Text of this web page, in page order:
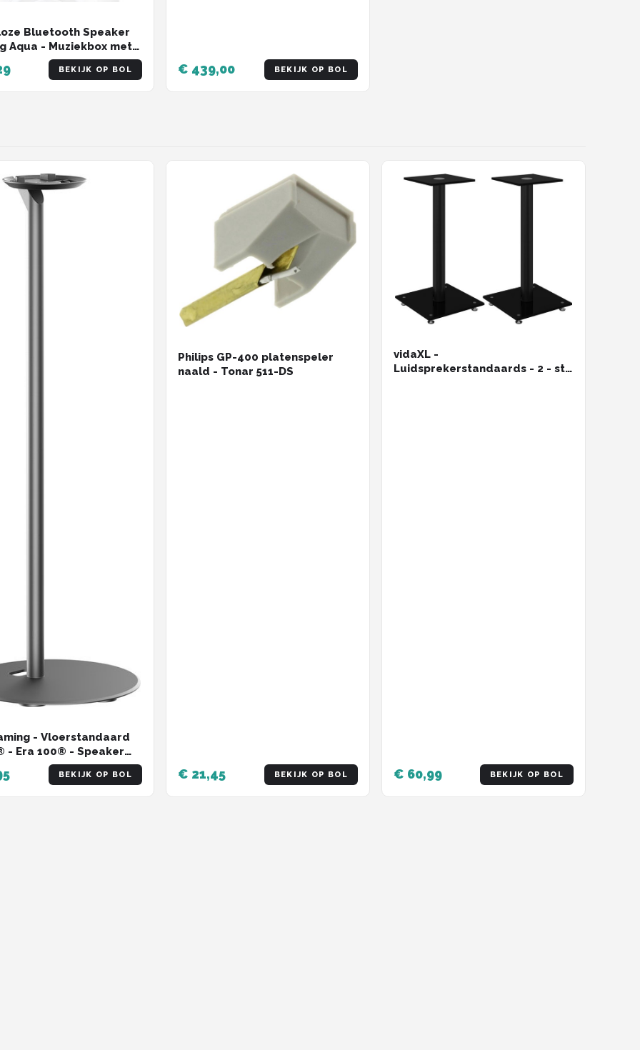
Bluetooth Speaker
Aqua - Muziekbox met
en
- Partybox met
- Compact en
BEKIJK OP BOL € 439,00 BEKIJK OP BOL
- Vloerstandaard
- Era 100® - Speaker
- Muziek -
- Speaker -
BEKIJK OP BOL
Philips GP-400 platenspeler
naald - Tonar 511-DS
€ 21,45 BEKIJK OP BOL
vidaXL -
Luidsprekerstandaards - 2 - st -
€ 60,99 BEKIJK OP BOL